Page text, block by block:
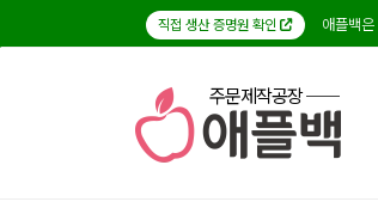
직접 생산 증명원 확인 애플백은
주문제작공장